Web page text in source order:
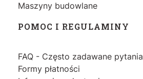
Maszyny budowlane
POMOC I REGULAMINY
FAQ - Często zadawane pytania
Formy płatności